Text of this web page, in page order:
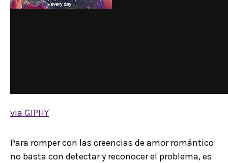
via GIPHY
Para romper con las creencias de amor romántico
no basta con detectar y reconocer el problema, es